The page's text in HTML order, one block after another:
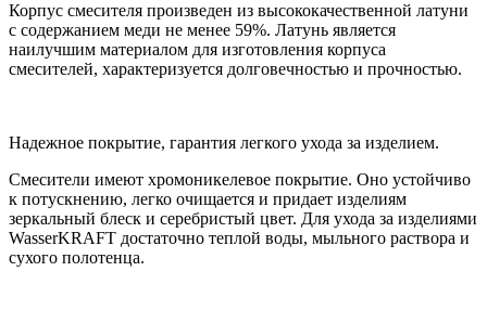
Корпус смесителя произведен из высококачественной латуни
с содержанием меди не менее 59%. Латунь является
наилучшим материалом для изготовления корпуса
смесителей, характеризуется долговечностью и прочностью.
Надежное покрытие, гарантия легкого ухода за изделием.
Смесители имеют хромоникелевое покрытие. Оно устойчиво
к потускнению, легко очищается и придает изделиям
зеркальный блеск и серебристый цвет. Для ухода за изделиями
WasserKRAFT достаточно теплой воды, мыльного раствора и
сухого полотенца.